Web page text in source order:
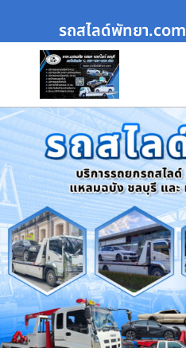
รถสไลด์พัทยา.com